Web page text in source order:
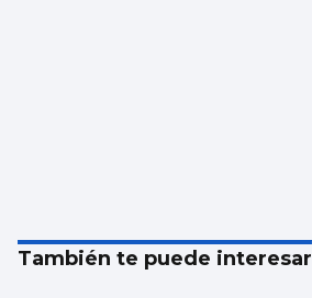
También te puede interesar